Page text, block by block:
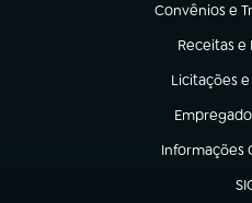
Convênios e
(abre em nova
Receitas e
(abre em
Licitações
(abre em
(abre em
Informações
(abre em